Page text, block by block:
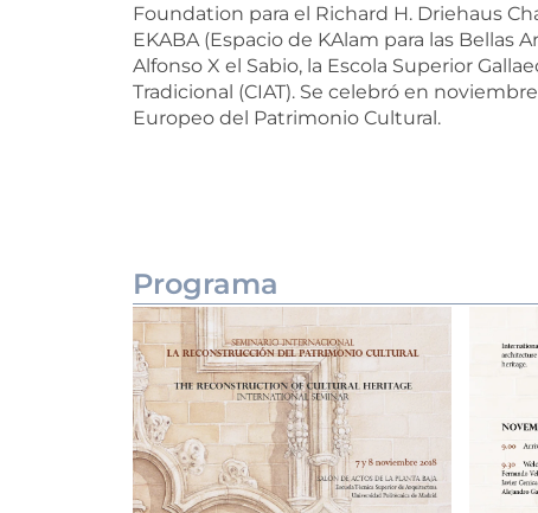
Foundation para el Richard H. Driehaus
EKABA (Espacio de KAlam para las Bellas
Alfonso X el Sabio, la Escola Superior
Tradicional (CIAT). Se celebró en
Europeo del Patrimonio Cultural.
Programa